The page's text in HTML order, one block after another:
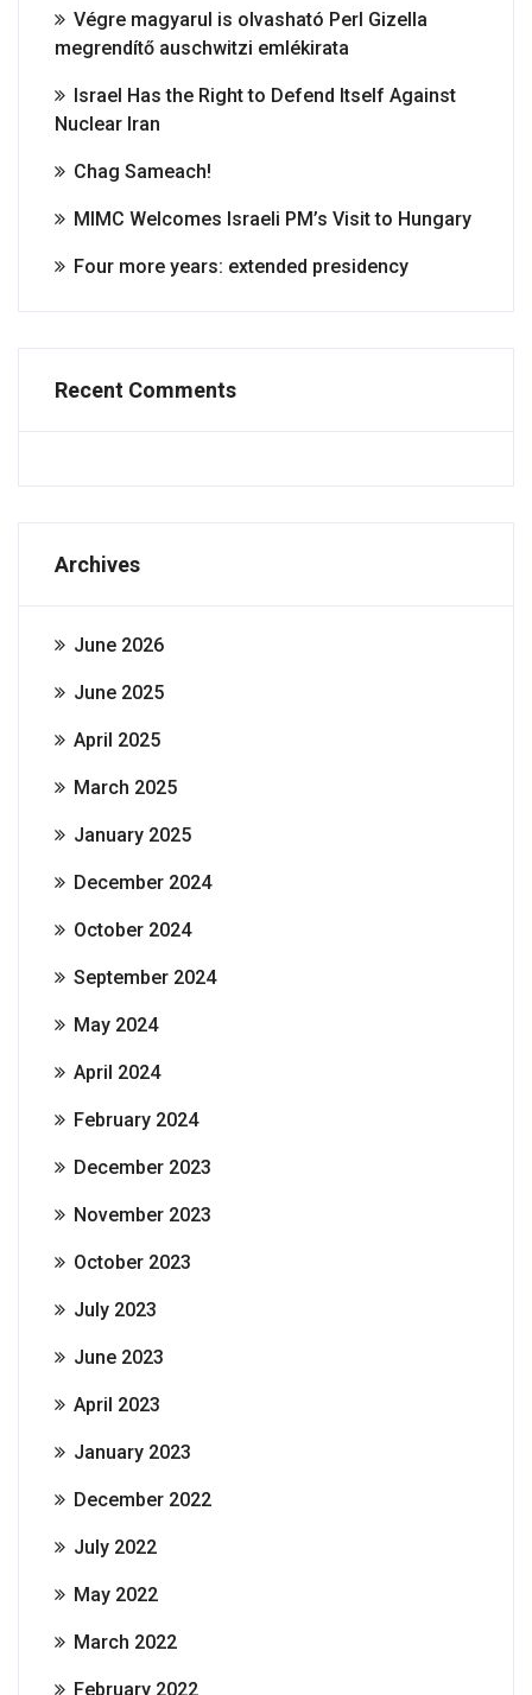
Végre magyarul is olvasható Perl Gizella
megrendítő auschwitzi emlékirata
Israel Has the Right to Defend Itself Against
Nuclear Iran
Chag Sameach!
MIMC Welcomes Israeli PM’s Visit to Hungary
Four more years: extended presidency
Recent Comments
Archives
June 2026
June 2025
April 2025
March 2025
January 2025
December 2024
October 2024
September 2024
May 2024
April 2024
February 2024
December 2023
November 2023
October 2023
July 2023
June 2023
April 2023
January 2023
December 2022
July 2022
May 2022
March 2022
February 2022